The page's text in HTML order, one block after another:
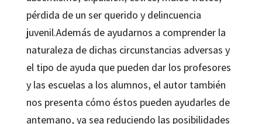
pérdida de un ser querido y delincuencia
juvenil.Además de ayudarnos a comprender la
naturaleza de dichas circunstancias adversas y
el tipo de ayuda que pueden dar los profesores
y las escuelas a los alumnos, el autor también
nos presenta cómo éstos pueden ayudarles de
antemano, ya sea reduciendo las posibilidades